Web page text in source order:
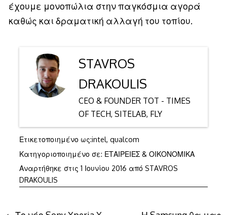
έχουμε μονοπώλια στην παγκόσμια αγορά
καθώς και δραματική αλλαγή του τοπίου.
STAVROS
DRAKOULIS
CEO & FOUNDER TOT - TIMES
OF TECH, SITELAB, FLY
Ετικετοποιημένο ως:intel, qualcom
Κατηγοριοποιημένο σε: ΕΤΑΙΡΕΙΕΣ & ΟΙΚΟΝΟΜΙΚΑ
Αναρτήθηκε στις 1 Ιουνίου 20161 από STAVROS
DRAKOULIS